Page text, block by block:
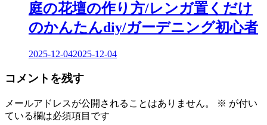
庭の花壇の作り方/レンガ置くだけ
のかんたんdiy/ガーデニング初心者
2025-12-042025-12-04
コメントを残す
メールアドレスが公開されることはありません。 ※ が付い
ている欄は必須項目です